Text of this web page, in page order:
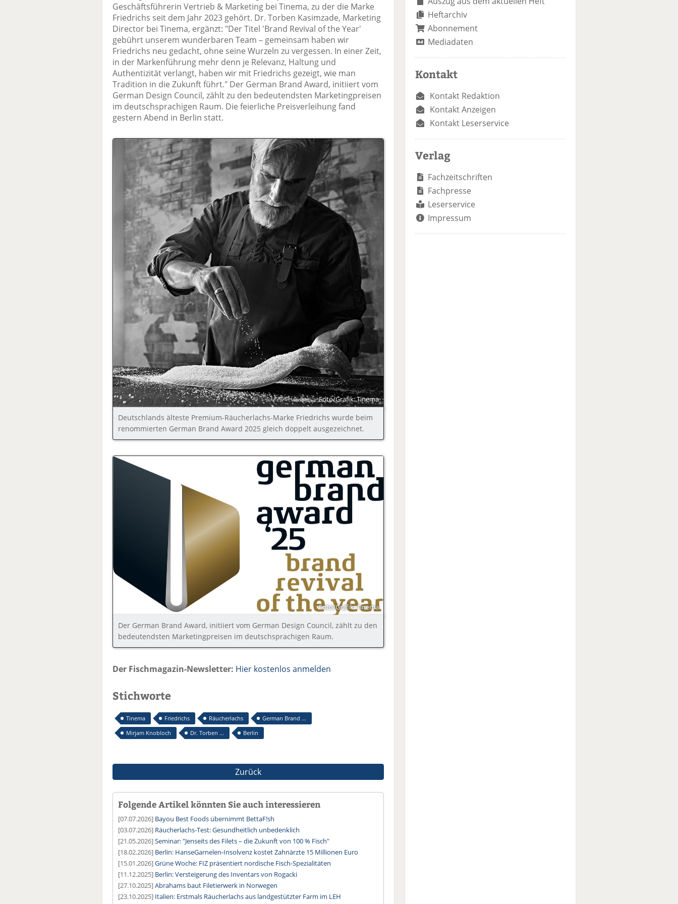
Geschäftsführerin Vertrieb & Marketing bei Tinema, zu der die Marke
Friedrichs seit dem Jahr 2023 gehört. Dr. Torben Kasimzade, Marketing
Director bei Tinema, ergänzt: "Der Titel 'Brand Revival of the Year'
gebührt unserem wunderbaren Team – gemeinsam haben wir
Friedrichs neu gedacht, ohne seine Wurzeln zu vergessen. In einer Zeit,
in der Markenführung mehr denn je Relevanz, Haltung und
Authentizität verlangt, haben wir mit Friedrichs gezeigt, wie man
Tradition in die Zukunft führt." Der German Brand Award, initiiert vom
German Design Council, zählt zu den bedeutendsten Marketingpreisen
im deutschsprachigen Raum. Die feierliche Preisverleihung fand
gestern Abend in Berlin statt.
Foto/Grafik: Tinema
Deutschlands älteste Premium-Räucherlachs-Marke Friedrichs wurde beim
renommierten German Brand Award 2025 gleich doppelt ausgezeichnet.
Foto/Grafik: Tinema
Der German Brand Award, initiiert vom German Design Council, zählt zu den
bedeutendsten Marketingpreisen im deutschsprachigen Raum.
Der Fischmagazin-Newsletter: Hier kostenlos anmelden
Stichworte
Tinema Friedrichs Räucherlachs
German Brand ...
Mirjam Knobloch
Dr. Torben ... Berlin
Zurück
Folgende Artikel könnten Sie auch interessieren
[07.07.2026] Bayou Best Foods übernimmt BettaF!sh
[03.07.2026] Räucherlachs-Test: Gesundheitlich unbedenklich
[21.05.2026]Seminar: "Jenseits des Filets – die Zukunft von 100 % Fisch"
[18.02.2026] Berlin: HanseGarnelen-Insolvenz kostet Zahnärzte 15 Millionen Euro
[15.01.2026]Grüne Woche: FIZ präsentiert nordische Fisch-Spezialitäten
[11.12.2025] Berlin: Versteigerung des Inventars von Rogacki
[27.10.2025]Abrahams baut Filetierwerk in Norwegen
[23.10.2025] Italien: Erstmals Räucherlachs aus landgestützter Farm im LEH
Heftarchiv
Abonnement
Mediadaten
Kontakt
Kontakt Redaktion
Kontakt Anzeigen
Kontakt Leserservice
Verlag
Fachzeitschriften
Fachpresse
Leserservice
Impressum